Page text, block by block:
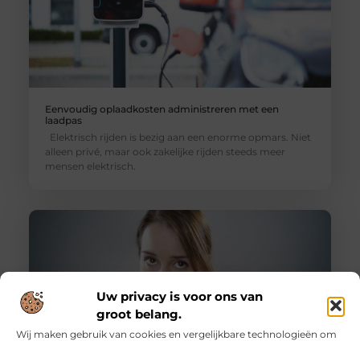
Uw privacy is voor ons van
groot belang.
Wij maken gebruik van cookies en vergelijkbare technologieën om
Eenvoudig oplaadkosten administreren met een
laadpas
Elektrisch rijden is bezig aan een enorme opmars. Niet
alleen privé, maar ook zakelijke rijden steeds meer
mensen elektrisch.